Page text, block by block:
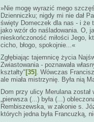
»Nie mogę wyrazić mego
Dzienniczku; nigdy mi nie dał
święty Domeczek dla nas - i że
jako wzór do naśladowania. O,
nieskończoność miłości Jego,
cicho, błogo, spokojnie...«
Zgłębiając tajemnicę życia
Zwiastowania - poznawała
kształty" [35] . Wówczas
ale miała mistrzynię. Była nią
Dom przy ulicy Merulana
„pierwsza (...) była (...)
Rembiszewska, w zakonie s.
których jedna była Francuzką,